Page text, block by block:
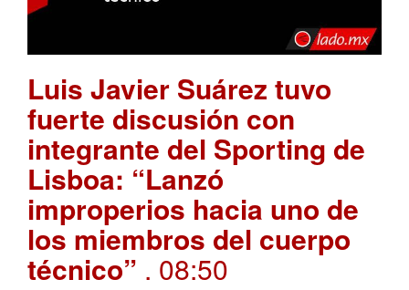
Luis Javier Suárez tuvo
fuerte discusión con
integrante del Sporting de
Lisboa: “Lanzó
improperios hacia uno de
los miembros del cuerpo
técnico” . 08:50